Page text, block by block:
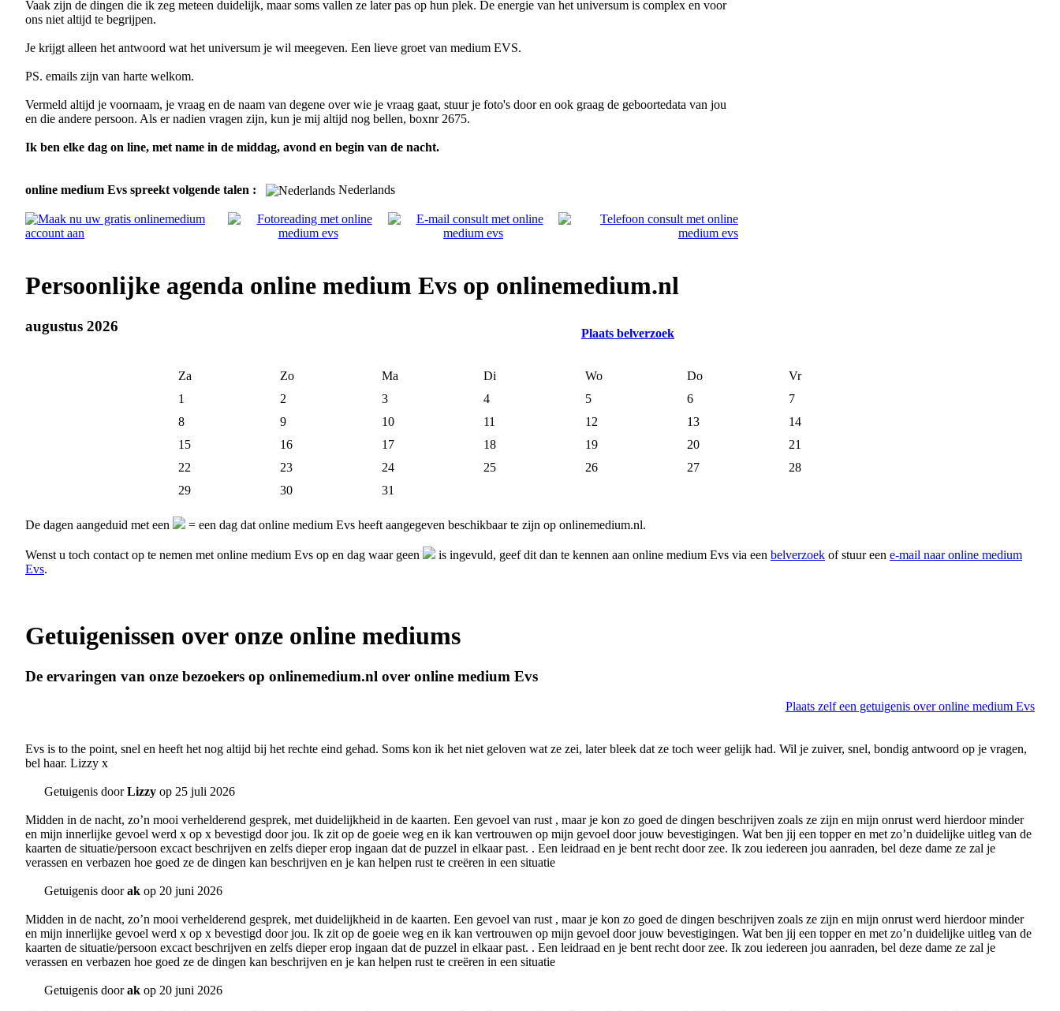
Vaak zijn de dingen die ik zeg meteen duidelijk, maar soms vallen ze later pas op hun plek. De energie van het universum is complex en voor
ons niet altijd te begrijpen.
Je krijgt alleen het antwoord wat het universum je wil meegeven. Een lieve groet van medium EVS.
PS. emails zijn van harte welkom.
Vermeld altijd je voornaam, je vraag en de naam van degene over wie je vraag gaat, stuur je foto's door en ook graag de geboortedata van jou
en die andere persoon. Als er nadien vragen zijn, kun je mij altijd nog bellen, boxnr 2675.
Ik ben elke dag on line, met name in de middag, avond en begin van de nacht.
online medium Evs spreekt volgende talen : Nederlands
Persoonlijke agenda online medium Evs op onlinemedium.nl
augustus 2026 Plaats belverzoek
Za Zo Ma Di Wo Do
Vr
1
2 3 4 5 6
7
8
9 10 11 12 13
14
15
16 17 18 19 20
21
22
23 24 25 26 27
28
29
30 31
De dagen aangeduid met een = een dag dat online medium Evs heeft aangegeven beschikbaar te zijn op onlinemedium.nl.
Wenst u toch contact op te nemen met online medium Evs op en dag waar geen is ingevuld, geef dit dan te kennen aan online medium Evs via een belverzoek of stuur een e-mail naar online medium
Evs.
Getuigenissen over onze online mediums
De ervaringen van onze bezoekers op onlinemedium.nl over online medium Evs
Plaats zelf een getuigenis over online medium Evs
Evs is to the point, snel en heeft het nog altijd bij het rechte eind gehad. Soms kon ik het niet geloven wat ze zei, later bleek dat ze toch weer gelijk had. Wil je zuiver, snel, bondig antwoord op je vragen,
bel haar. Lizzy x
Getuigenis doorLizzy op 25 juli 2026
Midden in de nacht, zo’n mooi verhelderend gesprek, met duidelijkheid in de kaarten. Een gevoel van rust , maar je kon zo goed de dingen beschrijven zoals ze zijn en mijn onrust werd hierdoor minder
en mijn innerlijke gevoel werd x op x bevestigd door jou. Ik zit op de goeie weg en ik kan vertrouwen op mijn gevoel door jouw bevestigingen. Wat ben jij een topper en met zo’n duidelijke uitleg van de
kaarten de situatie/persoon excact beschrijven en zelfs dieper erop ingaan dat de puzzel in elkaar past. . Een leidraad en je bent recht door zee. Ik zou iedereen jou aanraden, bel deze dame ze zal je
verassen en verbazen hoe goed ze de dingen kan beschrijven en je kan helpen rust te creëren in een situatie
Getuigenis doorak op 20 juni 2026
Midden in de nacht, zo’n mooi verhelderend gesprek, met duidelijkheid in de kaarten. Een gevoel van rust , maar je kon zo goed de dingen beschrijven zoals ze zijn en mijn onrust werd hierdoor minder
en mijn innerlijke gevoel werd x op x bevestigd door jou. Ik zit op de goeie weg en ik kan vertrouwen op mijn gevoel door jouw bevestigingen. Wat ben jij een topper en met zo’n duidelijke uitleg van de
kaarten de situatie/persoon excact beschrijven en zelfs dieper erop ingaan dat de puzzel in elkaar past. . Een leidraad en je bent recht door zee. Ik zou iedereen jou aanraden, bel deze dame ze zal je
verassen en verbazen hoe goed ze de dingen kan beschrijven en je kan helpen rust te creëren in een situatie
Getuigenis doorak op 20 juni 2026